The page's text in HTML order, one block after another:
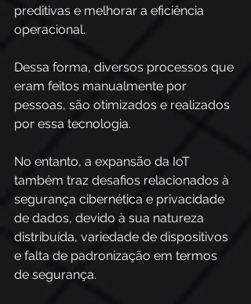
preditivas e melhorar a eficiência
operacional.
Dessa forma, diversos processos que
eram feitos manualmente por
pessoas, são otimizados e realizados
por essa tecnologia.
No entanto, a expansão da IoT
também traz desafios relacionados à
segurança cibernética e privacidade
de dados, devido à sua natureza
distribuída, variedade de dispositivos
e falta de padronização em termos
de segurança.